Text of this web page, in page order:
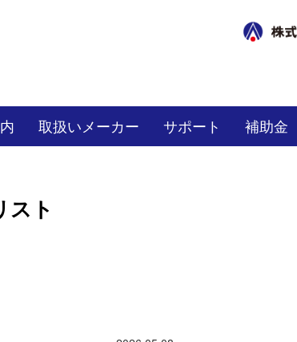
取扱いメーカー サポート 補助金
スト